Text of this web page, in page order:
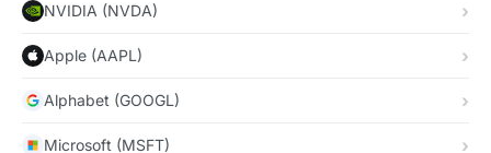
NVIDIA (NVDA)
Apple (AAPL)
Alphabet (GOOGL)
Microsoft (MSFT)